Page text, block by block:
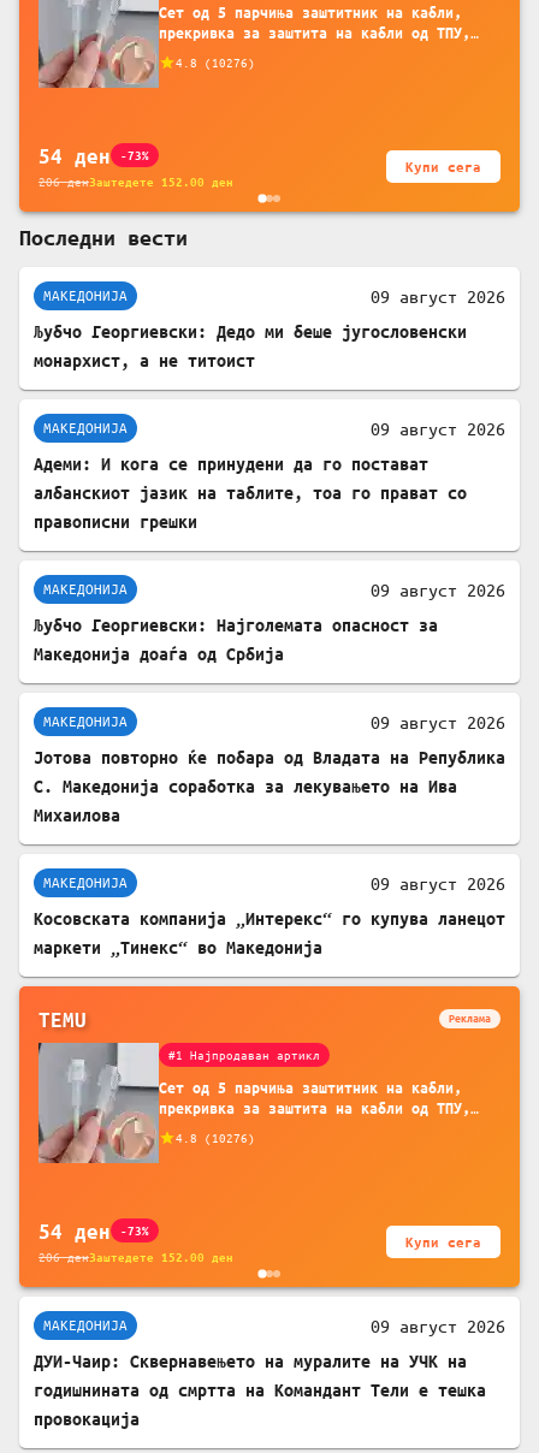
Сет од 5 парчиња заштитник на кабли,
прекривка за заштита на кабли од ТПУ,
батерија, за мобилни телефони, комплет
4.8 ( 10276)
54 ден -73%
206денЗаштедете 152.00 ден
Купи сега
Последни вести
МАКЕДОНИЈА 09 август 2026
Љубчо Георгиевски: Дедо ми беше југословенски
монархист, а не титоист
МАКЕДОНИЈА 09 август 2026
Адеми: И кога се принудени да го постават
албанскиот јазик на таблите, тоа го прават со
правописни грешки
МАКЕДОНИЈА 09 август 2026
Љубчо Георгиевски: Најголемата опасност за
Македонија доаѓа од Србија
МАКЕДОНИЈА 09 август 2026
Јотова повторно ќе побара од Владата на Република
С. Македонија соработка за лекувањето на Ива
Михаилова
МАКЕДОНИЈА 09 август 2026
Косовската компанија „Интерекс“ го купува ланецот
маркети „Тинекс“ во Македонија
TEMU Реклама
#1 Најпродаван артикл
Сет од 5 парчиња заштитник на кабли,
прекривка за заштита на кабли од ТПУ,
батерија, за мобилни телефони, комплет
4.8 ( 10276)
54 ден -73%
206денЗаштедете 152.00 ден
Купи сега
МАКЕДОНИЈА 09 август 2026
ДУИ-Чаир: Сквернавењето на муралите на УЧК на
годишнината од смртта на Командант Тели е тешка
провокација